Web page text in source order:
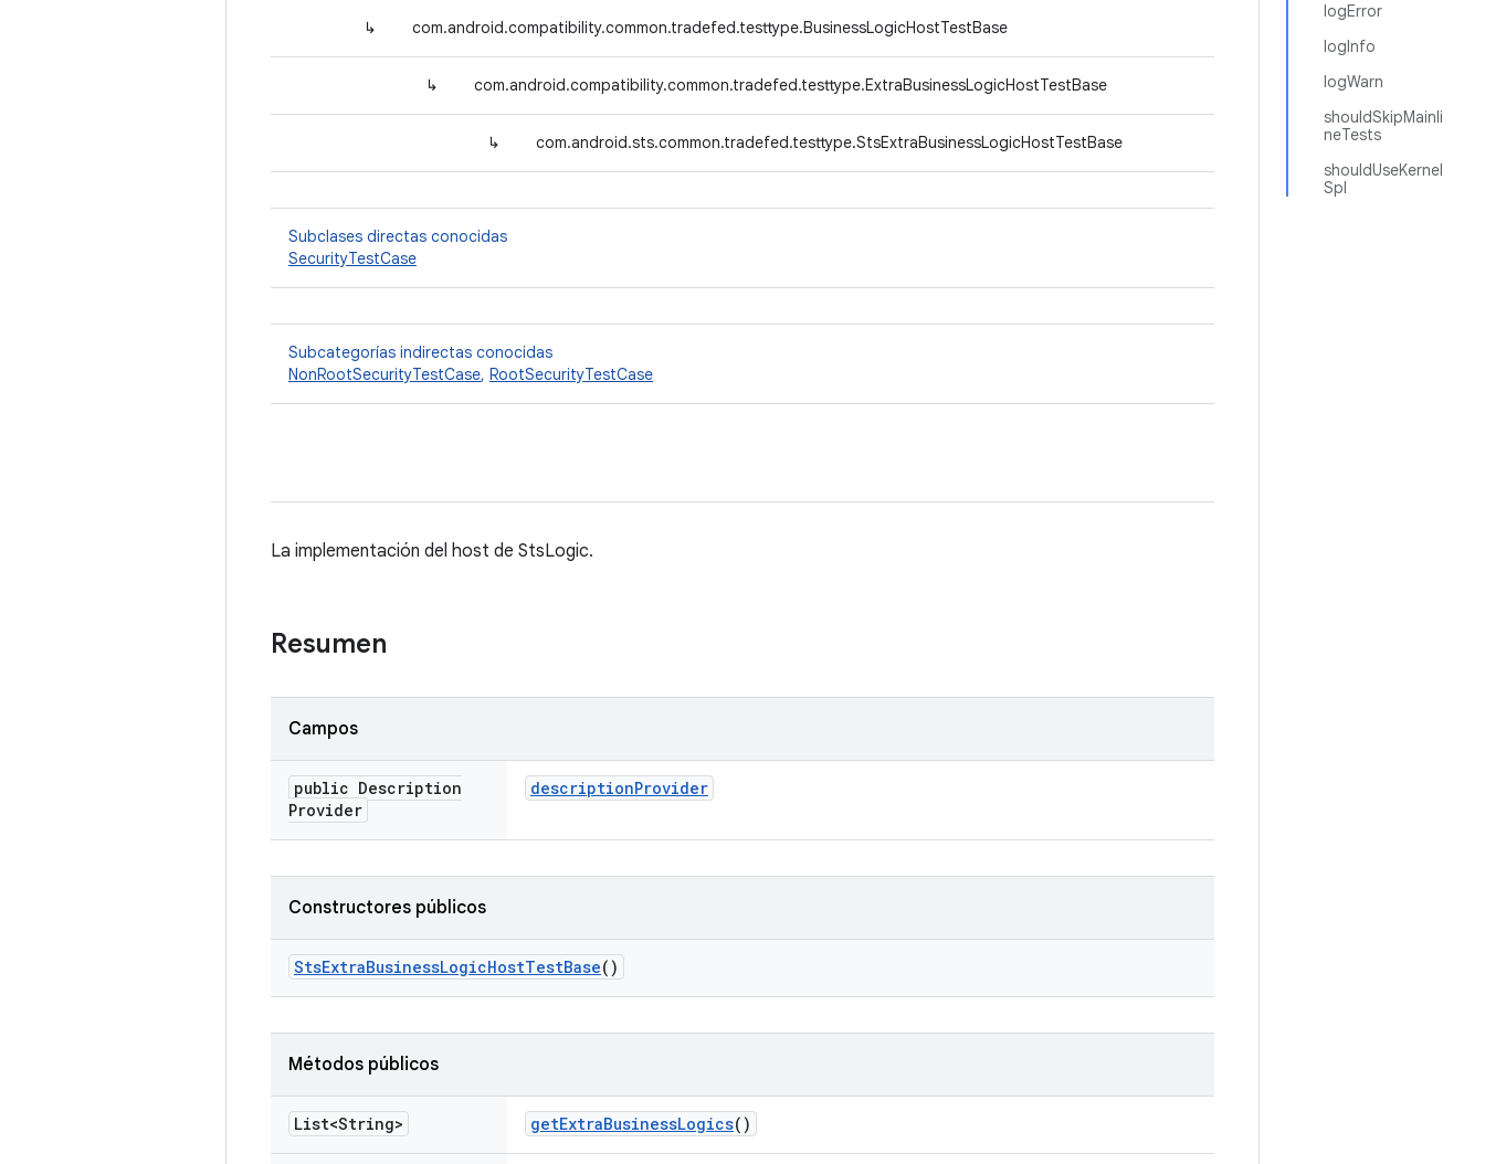
logError
logInfo
logWarn
shouldSkipMainli
neTests
shouldUseKernel
Spl
↳ com.android.compatibility.common.tradefed.testtype.BusinessLogicHostTestBase
↳ com.android.compatibility.common.tradefed.testtype.ExtraBusinessLogicHostTestBase
↳ com.android.sts.common.tradefed.testtype.StsExtraBusinessLogicHostTestBase
Subclases directas conocidas
SecurityTestCase
Subcategorías indirectas conocidas
NonRootSecurityTestCase, RootSecurityTestCase
La implementación del host de StsLogic.
Resumen
Campos
public Description
Provider
descriptionProvider
Constructores públicos
StsExtraBusinessLogicHostTestBase()
Métodos públicos
List<String> getExtraBusinessLogics()